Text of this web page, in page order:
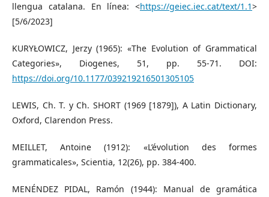
llengua catalana. En línea: <https://geiec.iec.cat/text/1.1>
[5/6/2023]
KURYŁOWICZ, Jerzy (1965): «The Evolution of Grammatical
Categories», Diogenes, 51, pp. 55-71. DOI:
https://doi.org/10.1177/039219216501305105
LEWIS, Ch. T. y Ch. SHORT (1969 [1879]), A Latin Dictionary,
Oxford, Clarendon Press.
MEILLET, Antoine (1912): «L’évolution des formes
grammaticales», Scientia, 12(26), pp. 384-400.
MENÉNDEZ PIDAL, Ramón (1944): Manual de gramática